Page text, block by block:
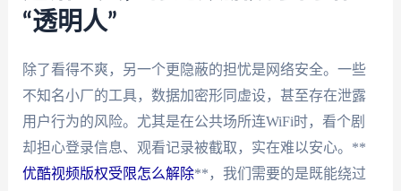
“透明人”
除了看得不爽，另一个更隐蔽的担忧是网络安全。一些
不知名小厂的工具，数据加密形同虚设，甚至存在泄露
用户行为的风险。尤其是在公共场所连WiFi时，看个剧
却担心登录信息、观看记录被截取，实在难以安心。**
优酷视频版权受限怎么解除**，我们需要的是既能绕过